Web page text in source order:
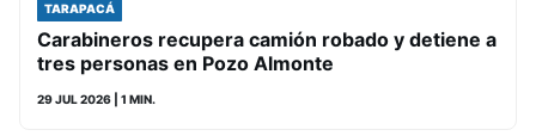
TARAPACÁ
Carabineros recupera camión robado y detiene a
tres personas en Pozo Almonte
29 JUL 2026 | 1 MIN.